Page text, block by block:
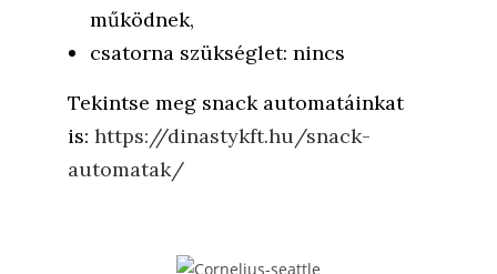
működnek,
csatorna szükséglet: nincs
Tekintse meg snack automatáinkat
is: https://dinastykft.hu/snack-
automatak/